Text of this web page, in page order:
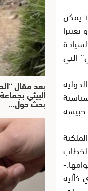
يمكن
التي
حبيسة
كألية
بعد مقال
البيئي
بحث حول…